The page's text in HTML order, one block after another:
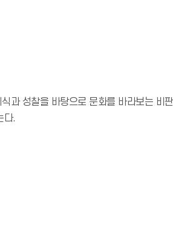
과 성찰을 바탕으로 문화를 바라보는 비
다.